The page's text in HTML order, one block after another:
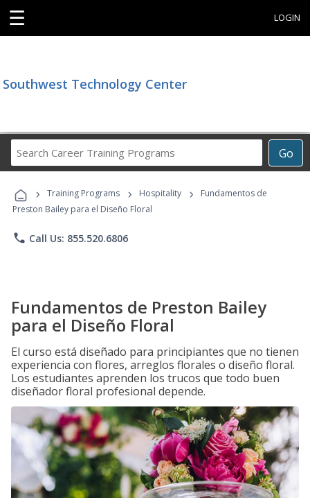
☰ LOGIN
Southwest Technology Center
Go
Career
Programs
› Training Programs › Hospitality ›
Fundamentos de
Preston Bailey para el Diseño Floral
phone Call Us: 855.520.6806
Fundamentos de Preston Bailey
para el Diseño Floral
El curso está diseñado para principiantes que no tienen
experiencia con flores, arreglos florales o diseño floral.
Los estudiantes aprenden los trucos que todo buen
diseñador floral profesional depende.